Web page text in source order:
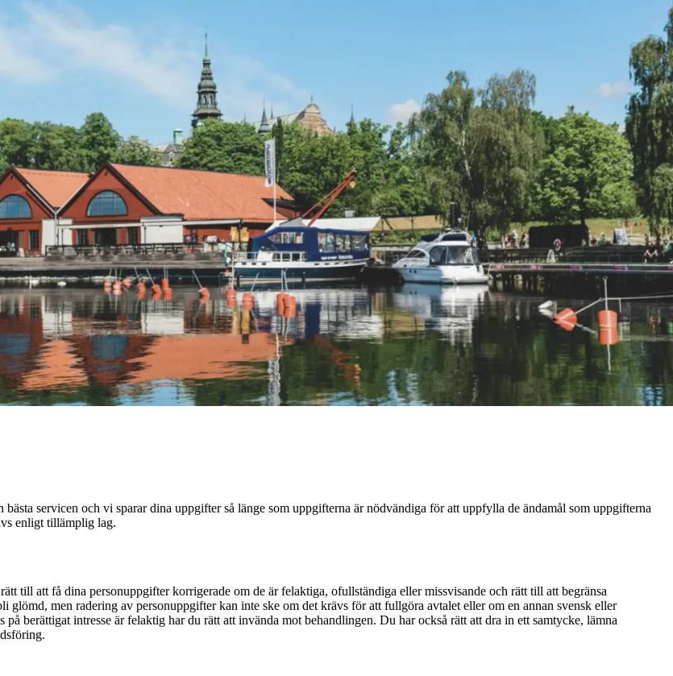
servicen och vi sparar dina uppgifter så länge som uppgifterna är nödvändiga för att uppfylla de ändamål som uppgifterna
enligt tillämplig lag.
till att få dina personuppgifter korrigerade om de är felaktiga, ofullständiga eller missvisande och rätt till att begränsa
men radering av personuppgifter kan inte ske om det krävs för att fullgöra avtalet eller om en annan svensk eller
berättigat intresse är felaktig har du rätt att invända mot behandlingen. Du har också rätt att dra in ett samtycke, lämna